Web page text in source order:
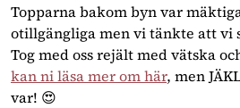
Topparna bakom byn var
otillgängliga men vi tänkte att vi
Tog med oss rejält med vätska
kan ni läsa mer om här, men
var! 😍